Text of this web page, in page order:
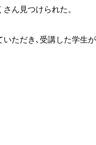
ん見つけられた。
ただき､受講した学生